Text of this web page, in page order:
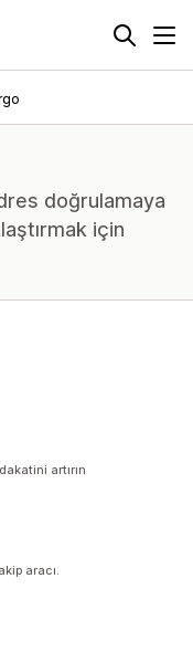
doğrulamaya
için
artırın
aracı.